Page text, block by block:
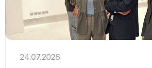
24.07.2026